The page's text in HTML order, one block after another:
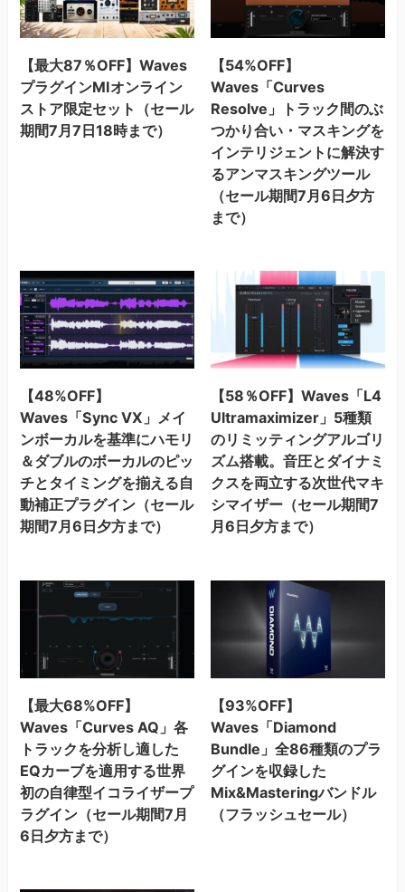
【最大87％OFF】Waves
プラグインMIオンライン
ストア限定セット（セール
期間7月7日18時まで）
【54%OFF】
Waves「Curves
Resolve」トラック間のぶ
つかり合い・マスキングを
インテリジェントに解決す
るアンマスキングツール
（セール期間7月6日夕方
まで）
【48%OFF】
Waves「Sync VX」メイ
ンボーカルを基準にハモリ
＆ダブルのボーカルのピッ
チとタイミングを揃える自
動補正プラグイン（セール
期間7月6日夕方まで）
【58％OFF】Waves「L4
Ultramaximizer」5種類
のリミッティングアルゴリ
ズム搭載。音圧とダイナミ
クスを両立する次世代マキ
シマイザー（セール期間7
月6日夕方まで）
【最大68%OFF】
Waves「Curves AQ」各
トラックを分析し適した
EQカーブを適用する世界
初の自律型イコライザープ
ラグイン（セール期間7月
6日夕方まで）
【93%OFF】
Waves「Diamond
Bundle」全86種類のプラ
グインを収録した
Mix&Masteringバンドル
（フラッシュセール）